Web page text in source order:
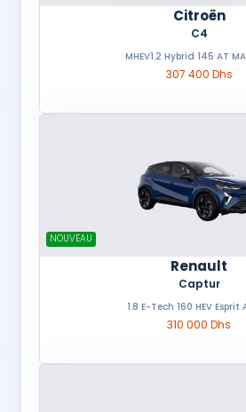
Citroën
C4
MHEV1.2 Hybrid 145 AT
307 400 Dhs
NOUVEAU
Renault
Captur
1.8 E-Tech 160 HEV Esprit
310 000 Dhs